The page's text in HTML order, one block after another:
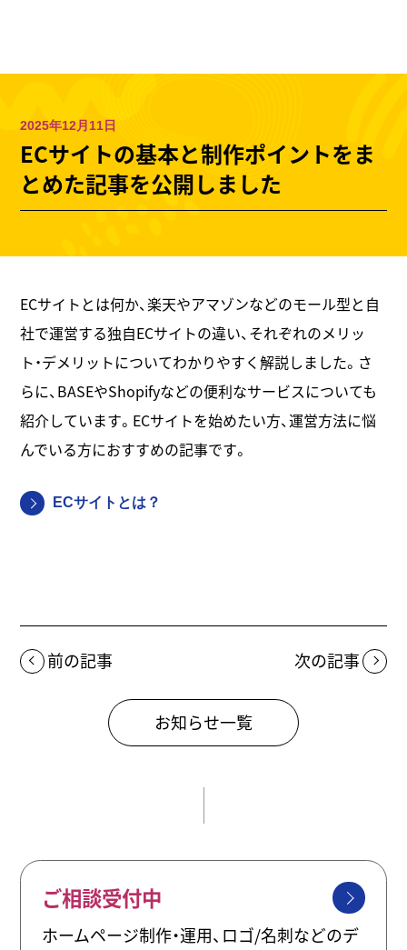
2025年12月11日
ECサイトの基本と制作ポイントをま
とめた記事を公開しました
ECサイトとは何か、楽天やアマゾンなどのモール型と自
社で運営する独自ECサイトの違い、それぞれのメリッ
ト・デメリットについてわかりやすく解説しました。さ
らに、BASEやShopifyなどの便利なサービスについても
紹介しています。ECサイトを始めたい方、運営方法に悩
んでいる方におすすめの記事です。
ECサイトとは？
前の記事 次の記事
お知らせ一覧
ご相談受付中
ホームページ制作・運用、ロゴ/名刺などのデ